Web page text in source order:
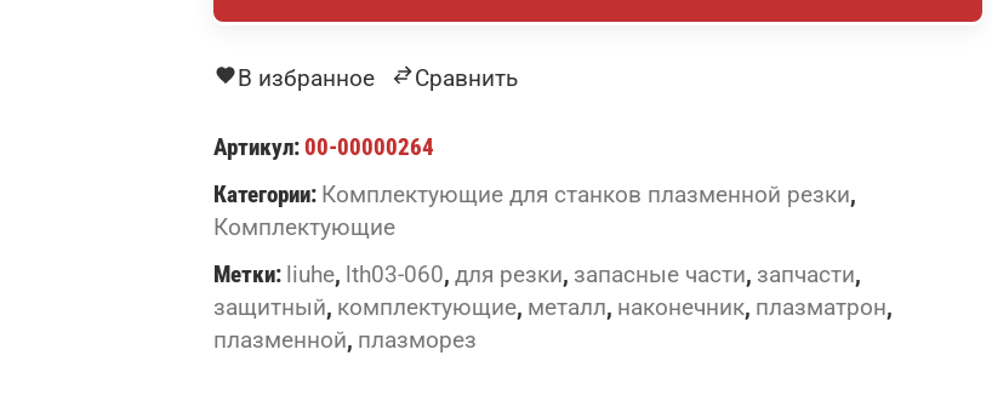
060
LS
Liuhe
В избранное Сравнить
Артикул:00-00000264
Категории: Комплектующие для станков плазменной резки,
Комплектующие
Метки: liuhe, lth03-060, для резки, запасные части, запчасти,
защитный, комплектующие, металл, наконечник, плазматрон,
плазменной, плазморез